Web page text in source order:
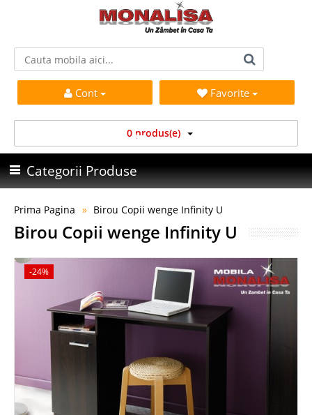
Cont Favorite
0 produs(e)
Categorii Produse
Prima Pagina Birou Copii wenge Infinity U
Birou Copii wenge Infinity U
-24%